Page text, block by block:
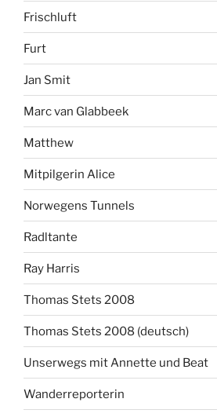
Frischluft
Furt
Jan Smit
Marc van Glabbeek
Matthew
Mitpilgerin Alice
Norwegens Tunnels
Radltante
Ray Harris
Thomas Stets 2008
Thomas Stets 2008 (deutsch)
Unserwegs mit Annette und Beat
Wanderreporterin